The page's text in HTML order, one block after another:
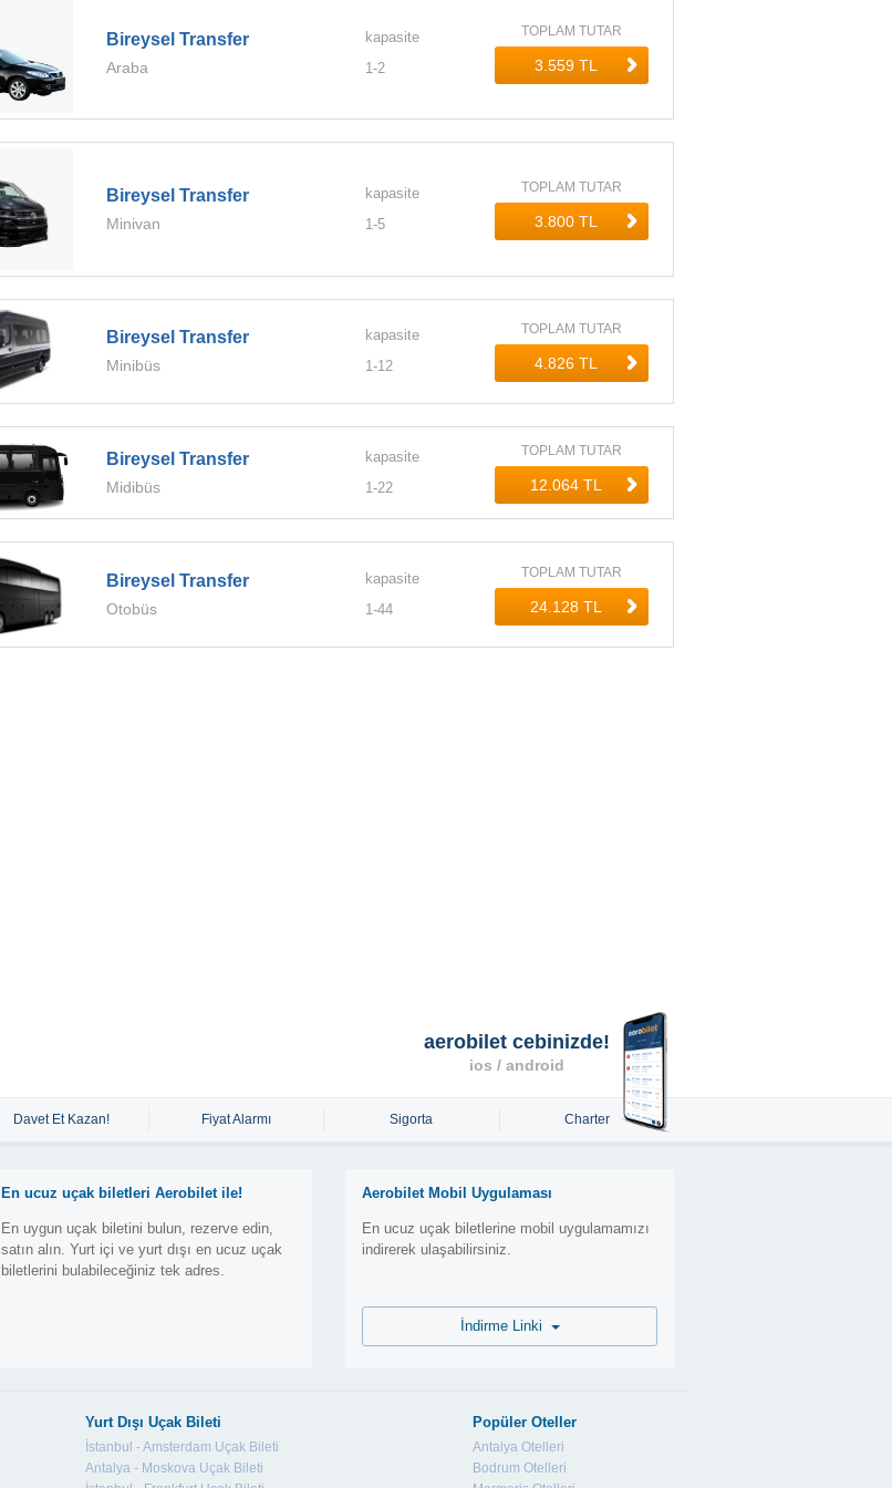
Bireysel Transfer
Araba
kapasite
1-2
TOPLAM TUTAR
Bireysel Transfer
Minivan
kapasite
1-5
TOPLAM TUTAR
Bireysel Transfer
Minibüs
kapasite
1-12
TOPLAM TUTAR
Bireysel Transfer
Midibüs
kapasite
1-22
TOPLAM TUTAR
Bireysel Transfer
Otobüs
kapasite
1-44
TOPLAM TUTAR
Davet Et Kazan! Fiyat Alarmı Sigorta Charter
En ucuz uçak biletleri Aerobilet ile!
En uygun uçak biletini bulun, rezerve edin,
satın alın. Yurt içi ve yurt dışı en ucuz uçak
biletlerini bulabileceğiniz tek adres.
aerobilet cebinizde!
ios / android
Aerobilet Mobil Uygulaması
En ucuz uçak biletlerine mobil uygulamamızı
indirerek ulaşabilirsiniz.
Yurt Dışı Uçak Bileti
İstanbul - Amsterdam Uçak Bileti
Antalya - Moskova Uçak Bileti
Popüler Oteller
Antalya Otelleri
Bodrum Otelleri